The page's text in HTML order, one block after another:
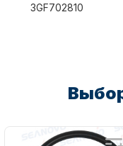
Автохолодильник
Дистанционное
3GF702810